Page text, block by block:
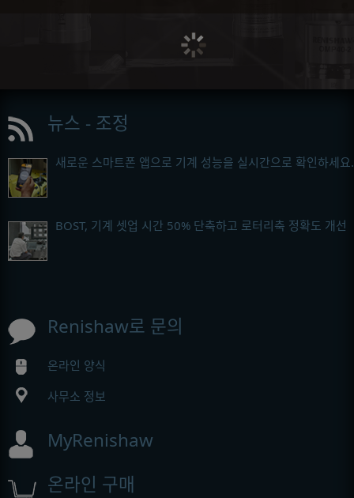
뉴스 - 조정
새로운 스마트폰 앱으로 기계 성능을 실시간으로 확인하세요.
BOST, 기계 셋업 시간 50% 단축하고 로터리축 정확도 개선
Renishaw로 문의
온라인 양식
사무소 정보
MyRenishaw
온라인 구매